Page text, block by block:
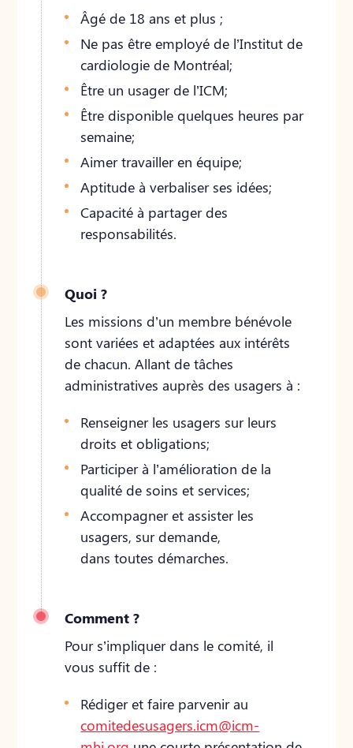
Âgé de 18 ans et plus ;
Ne pas être employé de l’Institut de
cardiologie de Montréal;
Être un usager de l’ICM;
Être disponible quelques heures par
semaine;
Aimer travailler en équipe;
Aptitude à verbaliser ses idées;
Capacité à partager des
responsabilités.
Quoi ?
Les missions d’un membre bénévole
sont variées et adaptées aux intérêts
de chacun. Allant de tâches
administratives auprès des usagers à :
Renseigner les usagers sur leurs
droits et obligations;
Participer à l’amélioration de la
qualité de soins et services;
Accompagner et assister les
usagers, sur demande,
dans toutes démarches.
Comment ?
Pour s’impliquer dans le comité, il
vous suffit de :
Rédiger et faire parvenir au
comitedesusagers.icm@icm-